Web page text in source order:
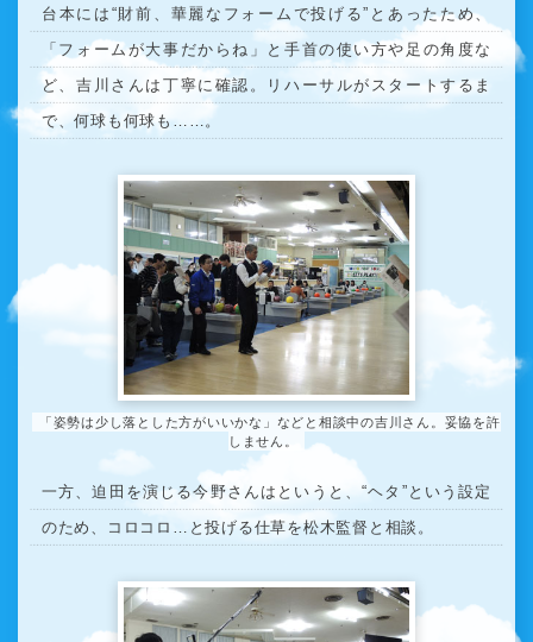
台本には“財前、華麗なフォームで投げる”とあったため、
「フォームが大事だからね」と手首の使い方や足の角度な
ど、吉川さんは丁寧に確認。リハーサルがスタートするま
で、何球も何球も……。
「姿勢は少し落とした方がいいかな」などと相談中の吉川さん。妥協を許
しません。
一方、迫田を演じる今野さんはというと、“ヘタ”という設定
のため、コロコロ…と投げる仕草を松木監督と相談。